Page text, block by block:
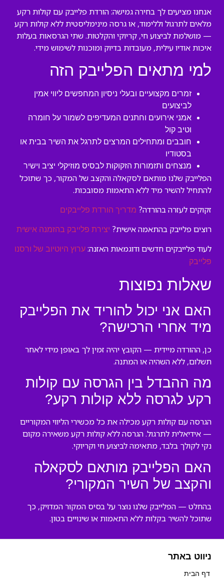
אנחנו מציעים לך בחירה גמישה: הורדת פלייבק עם קולות רקע
מלאים לתרגול וללימוד, או גרסה מינימליסטית ללא קולות רקע
— מושלמת לביצוע חי, קריוקי והקלטות. שתי הגרסאות בעלות
איכות אודיו עילית, מעובדות בדיוק ומוכנות לשימוש מידי.
למי מתאים הפלייבק הזה
זמרים מקצועיים ובעלי ניסיון המחפשים ליווי אמין
לביצועים
אמני אירועים וחתנים המעדיפים לשמור על חומרה
וטיב קול
חובבים ומתחילים המרצים לתרגל את השיר בבית או
בסטודיו
מנצחים ותזמורות הזקוקות לבסיס מוזיקלי יציב וישיר
הפלייבק שלנו מותאם לסקאלה והקצב של המקור, כך שתוכל
להתחיל להשיר מיד ללא התאמות מסובכות.
זקוקים לעזרה בהורדה? מדריך הורדת פלייבקים
רוצים פלייבק בהתאמה אישית? יצירת פלייבק בהזמנה אישית
לעוד פלייבקים חדשים ודוגמאות האזנה: ערוץ היוטיוב של ורסנו
פלייבק
שאלות נפוצות
האם אני יכול להוריד את הפלייבק
מיד אחרי הרכישה?
כן, ההורדה מיידית — הקובץ יהיה זמין לך באופן מידי לאחר
תשלום, ללא השהיה או המתנה.
מה ההבדל בין הגרסה עם קולות
רקע לגרסה ללא קולות רקע?
הגרסה עם קולות רקע מכילה את כל מכשירי הליווי המקוריים
— אידיאלית לתרגול. הגרסה ללא קולות רקע משאירה מקום
נקי לקולך בלבד, מתאימה לביצוע חי וקריוקי.
האם הפלייבק מותאם לסקאלה
והקצב של השיר המקורי?
בהחלט — הפלייבק שלנו נוצר על בסיס המקור המדויק, כך
שתוכל להשיר בקלות ללא התאמות או שינויים בטון.
ניווט באתר
דף הבית